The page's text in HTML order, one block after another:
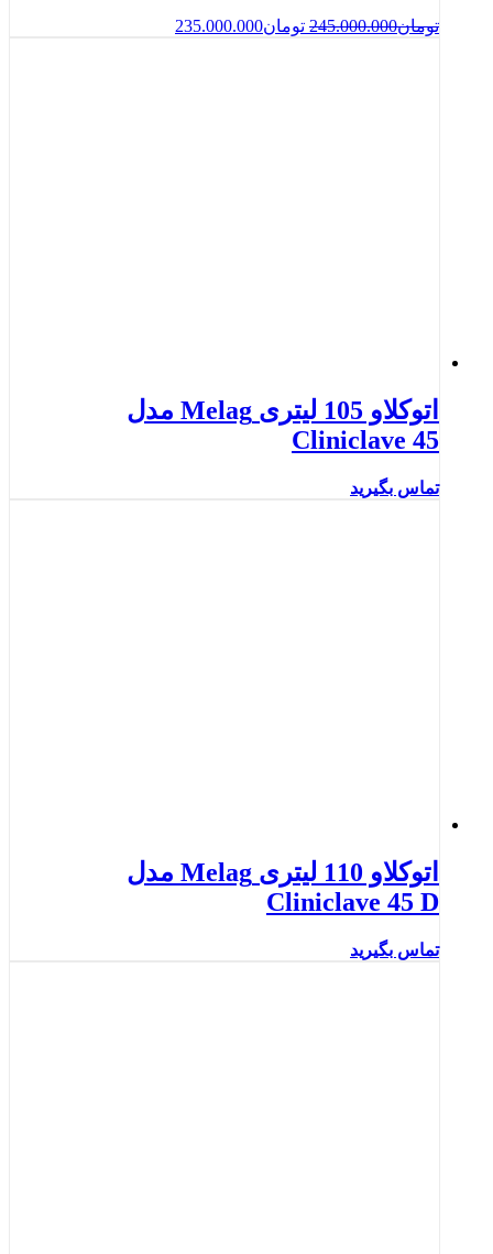
تومان245.000.000 تومان235.000.000
اتوکلاو 105 لیتری Melag مدل
Cliniclave 45
تماس بگیرید
اتوکلاو 110 لیتری Melag مدل
Cliniclave 45 D
تماس بگیرید